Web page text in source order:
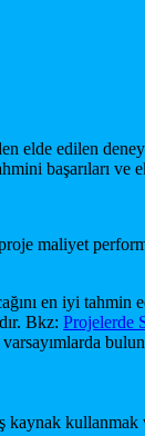
elde edilen
başarıları
maliyet
en iyi tahmin
Bkz: Projelerde
kaynak